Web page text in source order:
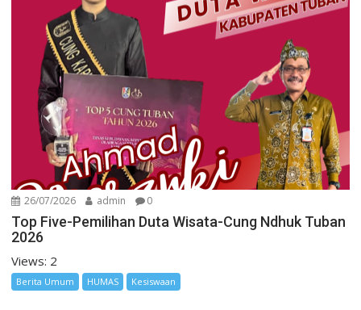
26/07/2026 admin 0
Top Five-Pemilihan Duta Wisata-Cung Ndhuk Tuban
2026
Views: 2
Berita Umum HUMAS Kesiswaan